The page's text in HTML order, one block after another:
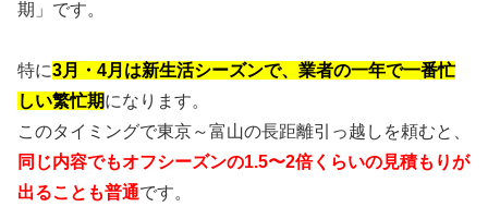
期」です。
特に3月・4月は新生活シーズンで、業者の一年で一番忙
しい繁忙期になります。
このタイミングで東京～富山の長距離引っ越しを頼むと、
同じ内容でもオフシーズンの1.5〜2倍くらいの見積もりが
出ることも普通です。